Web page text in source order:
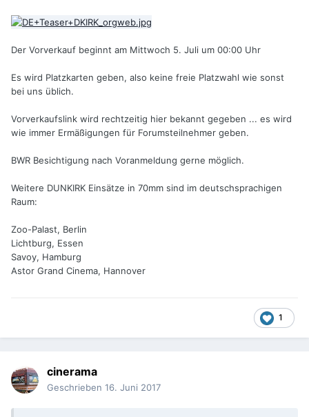
Der Vorverkauf beginnt am Mittwoch 5. Juli um 00:00 Uhr
Es wird Platzkarten geben, also keine freie Platzwahl wie sonst
bei uns üblich.
Vorverkaufslink wird rechtzeitig hier bekannt gegeben ... es wird
wie immer Ermäßigungen für Forumsteilnehmer geben.
BWR Besichtigung nach Voranmeldung gerne möglich.
Weitere DUNKIRK Einsätze in 70mm sind im deutschsprachigen
Raum:
Zoo-Palast, Berlin
Lichtburg, Essen
Savoy, Hamburg
Astor Grand Cinema, Hannover
1
cinerama
Geschrieben 16. Juni 2017